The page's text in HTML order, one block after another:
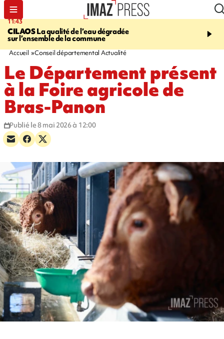
11:43
CILAOSLa qualité de l’eau dégradée
sur l’ensemble de la commune
12:20
Un
grands-parents puis
Accueil Conseil départemental Actualité
Le Département présent
à la Foire agricole de
Bras-Panon
Publié le 8 mai 2026 à 12:00